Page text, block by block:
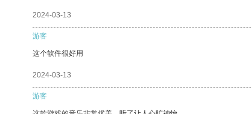
2024-03-13
游客
这个软件很好用
2024-03-13
游客